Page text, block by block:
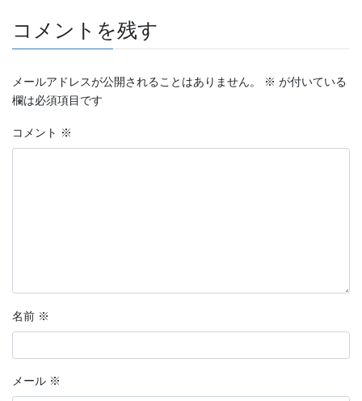
コメントを残す
メールアドレスが公開されることはありません。 ※ が付いている
欄は必須項目です
コメント ※
名前 ※
メール ※